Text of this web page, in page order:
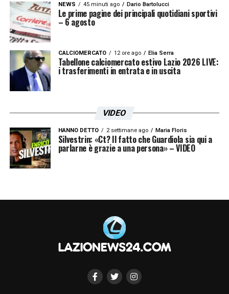
NEWS 45 minuti ago Dario Bartolucci
Le prime pagine dei principali quotidiani sportivi
– 6 agosto
CALCIOMERCATO 12 ore ago Elia Serra
Tabellone calciomercato estivo Lazio 2026 LIVE:
i trasferimenti in entrata e in uscita
VIDEO
HANNO DETTO 2 settimane ago Maria Floris
Silvestrin: «Ct? Il fatto che Guardiola sia qui a
parlarne è grazie a una persona» – VIDEO